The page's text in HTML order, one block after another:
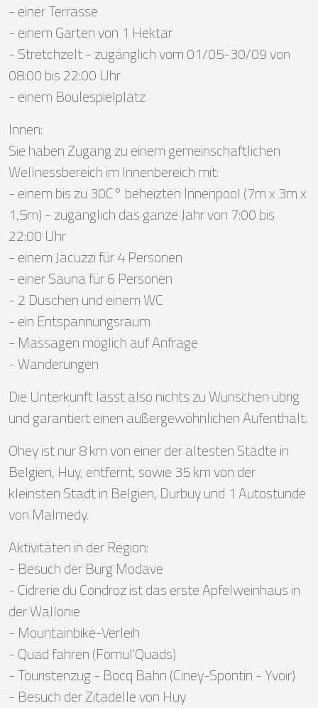
- einer Terrasse
- einem Garten von 1 Hektar
- Stretchzelt - zugänglich vom 01/05-30/09 von
08:00 bis 22:00 Uhr
- einem Boulespielplatz
Innen:
Sie haben Zugang zu einem gemeinschaftlichen
Wellnessbereich im Innenbereich mit:
- einem bis zu 30C° beheizten Innenpool (7m x 3m x
1,5m) - zugänglich das ganze Jahr von 7:00 bis
22:00 Uhr
- einem Jacuzzi für 4 Personen
- einer Sauna für 6 Personen
- 2 Duschen und einem WC
- ein Entspannungsraum
- Massagen möglich auf Anfrage
- Wanderungen
Die Unterkunft lässt also nichts zu Wünschen übrig
und garantiert einen außergewöhnlichen Aufenthalt.
Ohey ist nur 8 km von einer der ältesten Städte in
Belgien, Huy, entfernt, sowie 35 km von der
kleinsten Stadt in Belgien, Durbuy und 1 Autostunde
von Malmedy.
Aktivitäten in der Region:
- Besuch der Burg Modave
- Cidrerie du Condroz ist das erste Apfelweinhaus in
der Wallonie
- Mountainbike-Verleih
- Quad fahren (Fomul'Quads)
- Touristenzug - Bocq Bahn (Ciney-Spontin - Yvoir)
- Besuch der Zitadelle von Huy